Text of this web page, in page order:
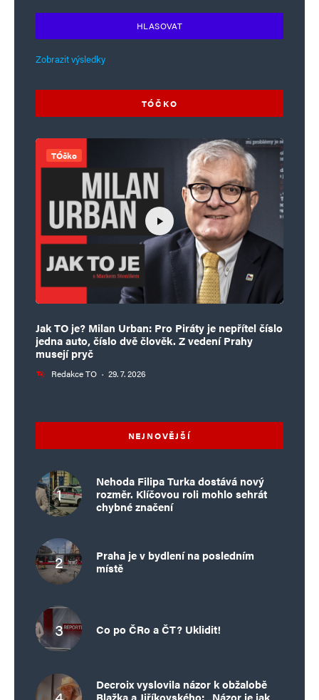
HLASOVAT
Zobrazit výsledky
TÓČKO
TÓčko
Jak TO je? Milan Urban: Pro Piráty je nepřítel číslo
jedna auto, číslo dvě člověk. Z vedení Prahy
musejí pryč
Redakce TO · 29. 7. 2026
NEJNOVĚJŠÍ
Nehoda Filipa Turka dostává nový
rozměr. Klíčovou roli mohlo sehrát
chybné značení
Praha je v bydlení na posledním
místě
Co po ČRo a ČT? Uklidit!
Decroix vyslovila názor k obžalobě
Blažka a Jiříkovského: „Názor je jak